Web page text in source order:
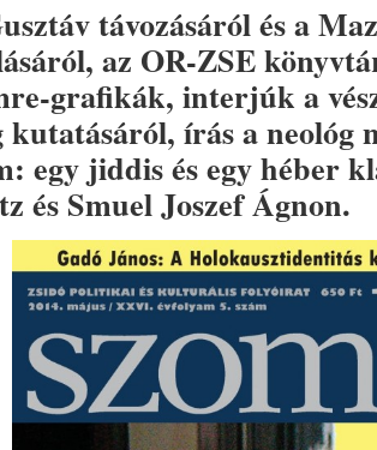
távozásáról és a
az OR-ZSE
grafikák, interjúk a
kutatásáról, írás a neológ
egy jiddis és egy héber
és Smuel Joszef Ágnon.